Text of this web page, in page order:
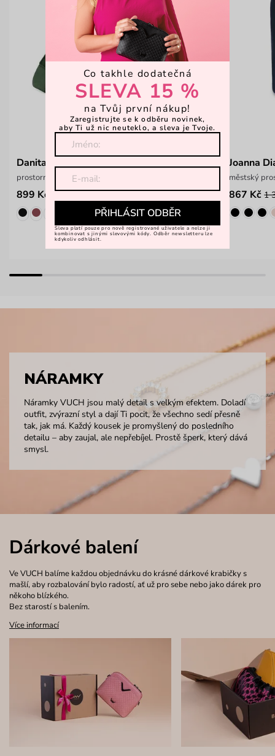
Danita Green
prostorná crossbody kabelka
899 Kč
Joanna
městský
867 Kč 1
NÁRAMKY
Náramky VUCH jsou malý detail s velkým efektem. Doladí
outfit, zvýrazní styl a dají Ti pocit, že všechno sedí přesně
tak, jak má. Každý kousek je promyšlený do posledního
detailu – aby zaujal, ale nepřebíjel. Prostě šperk, který dává
smysl.
Dárkové balení
Ve VUCH balíme každou objednávku do krásné dárkové krabičky s
mašlí, aby rozbalování bylo radostí, ať už pro sebe nebo jako dárek pro
někoho blízkého.
Bez starostí s balením.
Více informací
Co takhle dodatečná
SLEVA 15 %
na Tvůj první nákup!
Zaregistrujte se k odběru novinek,
aby Ti už nic neuteklo, a sleva je Tvoje.
PŘIHLÁSIT ODBĚR
Sleva platí pouze pro nově registrované uživatele a nelze ji
kombinovat s jinými slevovými kódy. Odběr newsletteru lze
kdykoliv odhlásit.